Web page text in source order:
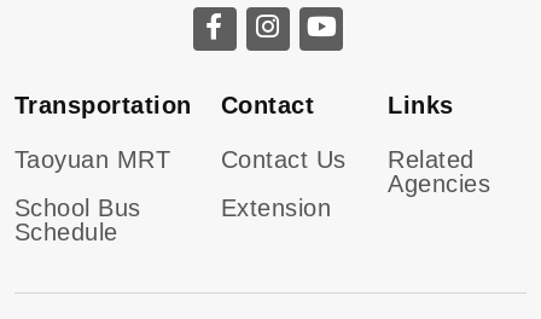
Transportation
Taoyuan MRT
School Bus
Schedule
Contact
Contact Us
Extension
Links
Related
Agencies